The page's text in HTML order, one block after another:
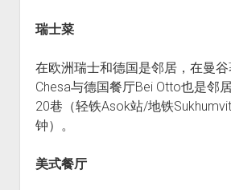
瑞士菜
在欧洲瑞士和德国是邻居，在曼
Chesa与德国餐厅Bei Otto也是邻
20巷（轻铁Asok站/地铁
钟）。
美式餐厅